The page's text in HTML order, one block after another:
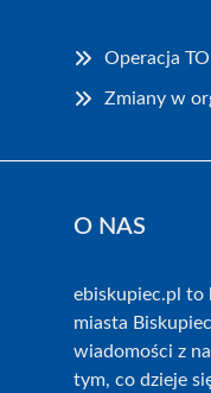
Operacja
Zmiany w
O NAS
ebiskupiec.pl to
miasta
wiadomości z
tym, co dzieje